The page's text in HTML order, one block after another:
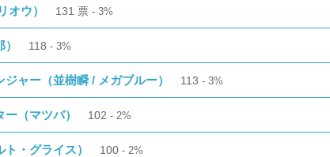
オウ） 131 票 3%
118 3%
ャー（並樹瞬 / メガブルー） 113 3%
（マツバ） 102 2%
・グライス） 100 2%